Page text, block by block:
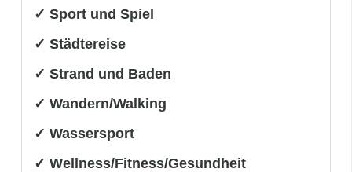
✓ Sport und Spiel
✓ Städtereise
✓ Strand und Baden
✓ Wandern/Walking
✓ Wassersport
✓ Wellness/Fitness/Gesundheit